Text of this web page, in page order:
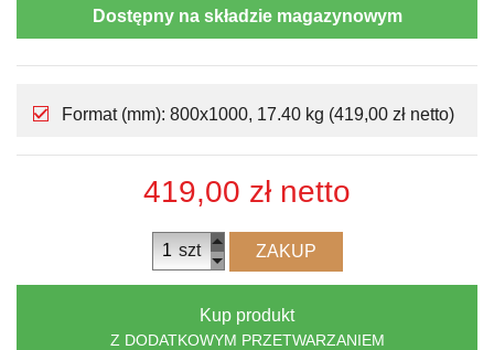
Dostępny na składzie magazynowym
Format (mm): 800x1000, 17.40 kg (419,00 zł netto)
419,00 zł netto
szt ZAKUP
Kup produkt
Z DODATKOWYM PRZETWARZANIEM